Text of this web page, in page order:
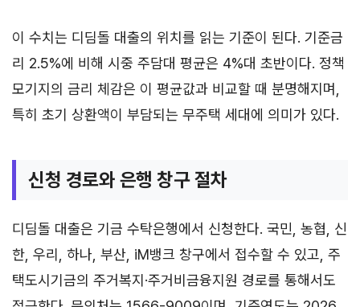
이 수치는 디딤돌 대출의 위치를 읽는 기준이 된다. 기준금
리 2.5%에 비해 시중 주담대 평균은 4%대 초반이다. 정책
모기지의 금리 체감은 이 평균값과 비교할 때 분명해지며,
특히 초기 상환액이 부담되는 무주택 세대에 의미가 있다.
신청 경로와 은행 창구 절차
디딤돌 대출은 기금 수탁은행에서 신청한다. 국민, 농협, 신
한, 우리, 하나, 부산, iM뱅크 창구에서 접수할 수 있고, 주
택도시기금의 주거복지·주거비금융지원 경로를 통해서도